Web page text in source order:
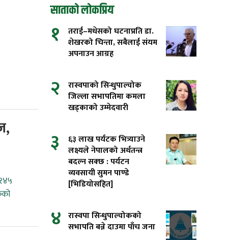
साताको लोकप्रिय
१
तराई–मधेसको घटनाप्रति डा.
शेखरको चिन्ता, सबैलाई संयम
अपनाउन आग्रह
२
रास्वपाको सिन्धुपाल्चोक
जिल्ला सभापतिमा कमला
खड्काको उम्मेदवारी
३
६३ लाख पर्यटक भित्र्याउने
लक्ष्यले नेपालको अर्थतन्त्र
बदल्न सक्छ : पर्यटन
व्यवसायी सुमन पाण्डे
[भिडियोसहित]
४ रास्वपा सिन्धुपाल्चोकको
सभापति बन्ने दाउमा पाँच जना